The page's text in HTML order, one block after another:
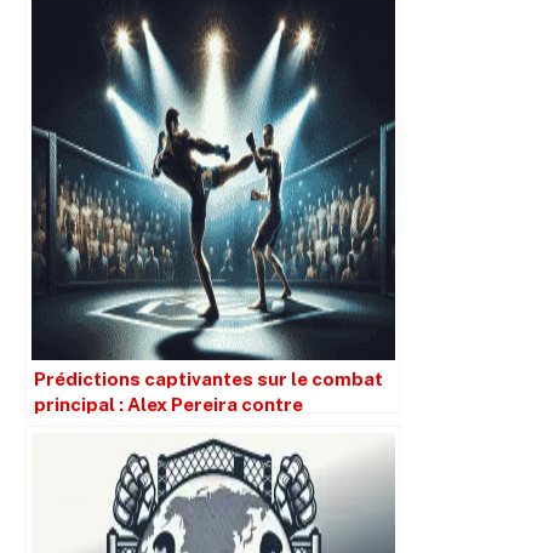
Prédictions captivantes sur le combat
principal : Alex Pereira contre